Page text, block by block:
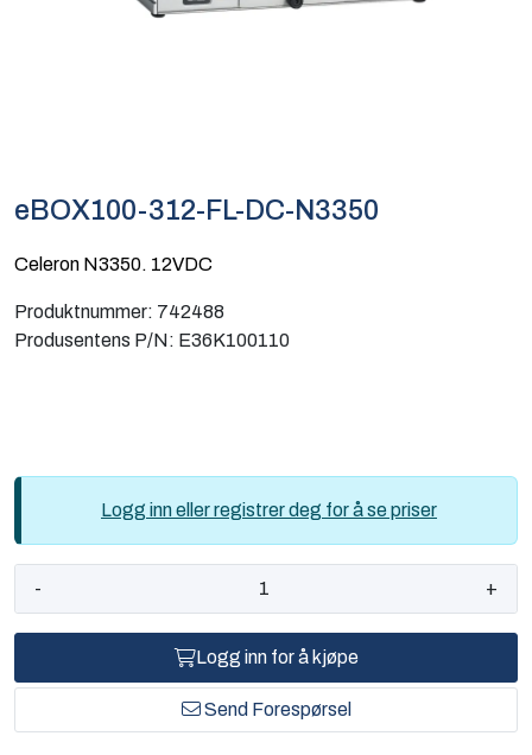
eBOX100-312-FL-DC-N3350
Celeron N3350. 12VDC
Produktnummer: 742488
Produsentens P/N: E36K100110
Logg inn eller registrer deg for å se priser
- +
Logg inn for å kjøpe
Send Forespørsel